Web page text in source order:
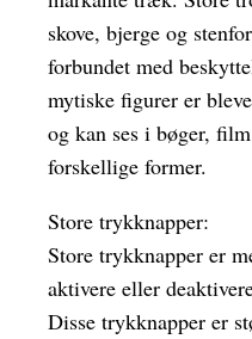
skove, bjerge og
forbundet med
mytiske figurer er
og kan ses i bøger,
forskellige former.
Store trykknapper:
Store trykknapper er
aktivere eller
Disse trykknapper er